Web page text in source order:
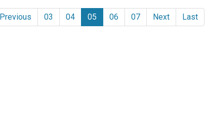
Previous 03 04 05 06 07 Next Last